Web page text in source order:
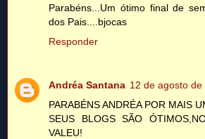
Parabéns...Um ótimo final de
dos Pais....bjocas
Responder
Andréa Santana 12 de agosto de
PARABÉNS ANDRÉA POR MAIS
SEUS BLOGS SÃO
VALEU!